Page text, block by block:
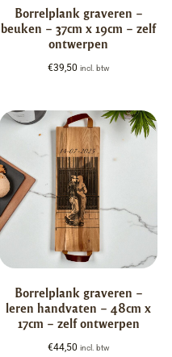
Borrelplank graveren –
beuken – 37cm x 19cm – zelf
ontwerpen
€39,50 incl. btw
Borrelplank graveren –
leren handvaten – 48cm x
17cm – zelf ontwerpen
€44,50 incl. btw